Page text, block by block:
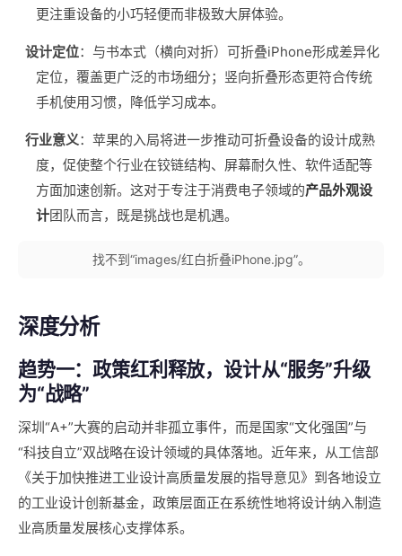
更注重设备的小巧轻便而非极致大屏体验。
设计定位：与书本式（横向对折）可折叠iPhone形成差异化
定位，覆盖更广泛的市场细分；竖向折叠形态更符合传统
手机使用习惯，降低学习成本。
行业意义：苹果的入局将进一步推动可折叠设备的设计成熟
度，促使整个行业在铰链结构、屏幕耐久性、软件适配等
方面加速创新。这对于专注于消费电子领域的产品外观设
计团队而言，既是挑战也是机遇。
找不到“images/红白折叠iPhone.jpg”。
深度分析
趋势一：政策红利释放，设计从“服务”升级
为“战略”
深圳“A+”大赛的启动并非孤立事件，而是国家“文化强国”与
“科技自立”双战略在设计领域的具体落地。近年来，从工信部
《关于加快推进工业设计高质量发展的指导意见》到各地设立
的工业设计创新基金，政策层面正在系统性地将设计纳入制造
业高质量发展核心支撑体系。